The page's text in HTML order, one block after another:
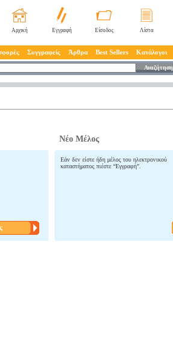
Αρχική Εγγραφή Είσοδος Λίστα
Συγγραφείς Άρθρα Best Sellers Κατάλογοι
Αναζήτηση
Νέο Μέλος
Εάν δεν είστε ήδη μέλος του ηλεκτρονικού
καταστήματος πιέστε “Εγγραφή”.